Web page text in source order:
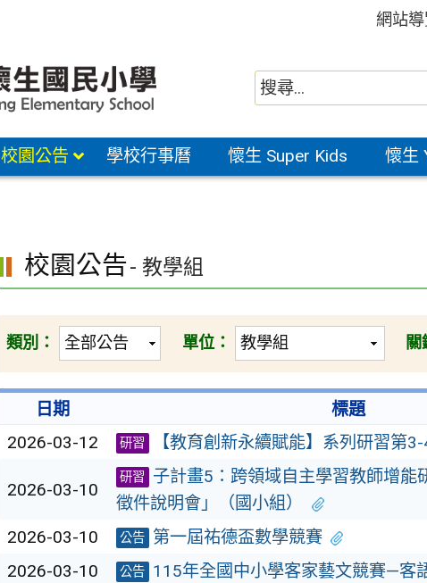
網站
校園公告 學校行事曆 懷生 Super Kids 懷生
校園公告- 教學組
類別： 單位： 關
日期 標題
2026-03-12
研習 【教育創新永續賦能】系列研習第3-
2026-03-10
研習
子計畫5：跨領域自主學習教師增能
徵件說明會」（國小組）
2026-03-10 公告 第一屆祐德盃數學競賽
2026-03-10 公告 115年全國中小學客家藝文競賽—客